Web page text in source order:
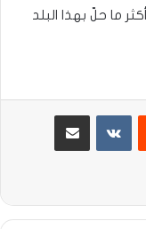
ما حلّ بهذا البلد
مشاركة عبر البريد